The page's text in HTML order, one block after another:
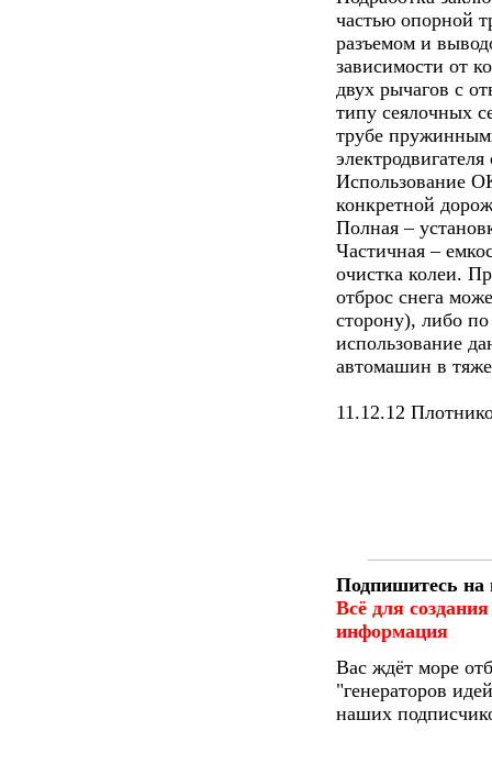
частью опорной
разъемом и
зависимости от
двух рычагов с
типу сеялочных
трубе
Использование
конкретной
Полная –
Частичная –
очистка колеи.
отброс снега
сторону), либо
использование
автомашин в
11.12.12
Подпишитесь
Всё для
информация
Вас ждёт море
"генераторов
наших